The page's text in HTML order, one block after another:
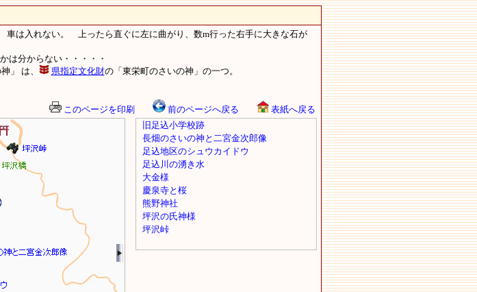
車は入れない。 上ったら直ぐに左に曲がり、数m行った右手に大きな石が
は分からない・・・・・
」 は、
県指定文化財の「東栄町のさいの神」の一つ。
このページを印刷 前のページへ戻る 表紙へ戻る